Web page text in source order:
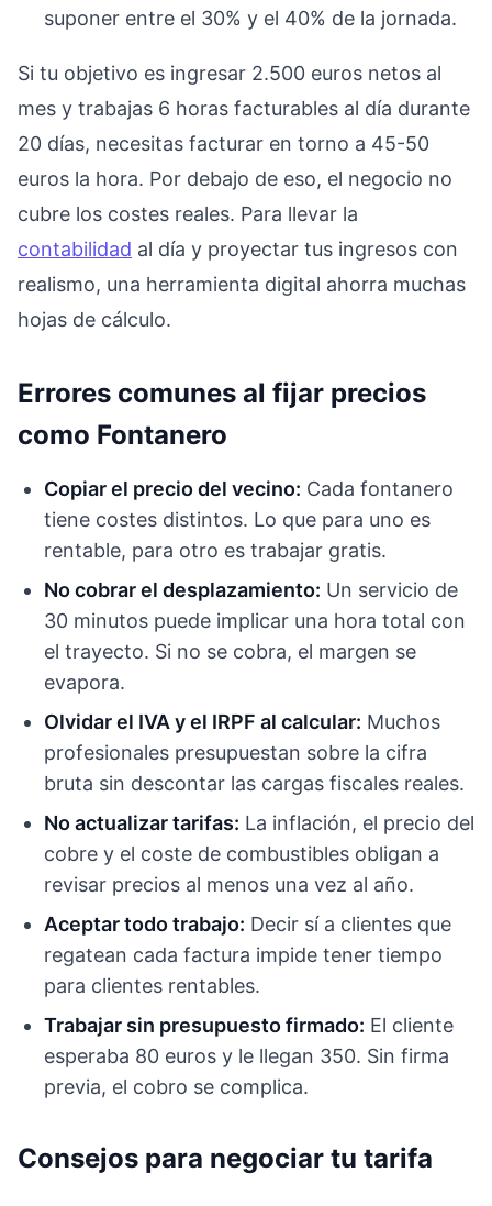
suponer entre el 30% y el 40% de la jornada.
Si tu objetivo es ingresar 2.500 euros netos al
mes y trabajas 6 horas facturables al día durante
20 días, necesitas facturar en torno a 45-50
euros la hora. Por debajo de eso, el negocio no
cubre los costes reales. Para llevar la
contabilidad al día y proyectar tus ingresos con
realismo, una herramienta digital ahorra muchas
hojas de cálculo.
Errores comunes al fijar precios
como Fontanero
Copiar el precio del vecino: Cada fontanero
tiene costes distintos. Lo que para uno es
rentable, para otro es trabajar gratis.
No cobrar el desplazamiento: Un servicio de
30 minutos puede implicar una hora total con
el trayecto. Si no se cobra, el margen se
evapora.
Olvidar el IVA y el IRPF al calcular: Muchos
profesionales presupuestan sobre la cifra
bruta sin descontar las cargas fiscales reales.
No actualizar tarifas: La inflación, el precio del
cobre y el coste de combustibles obligan a
revisar precios al menos una vez al año.
Aceptar todo trabajo: Decir sí a clientes que
regatean cada factura impide tener tiempo
para clientes rentables.
Trabajar sin presupuesto firmado: El cliente
esperaba 80 euros y le llegan 350. Sin firma
previa, el cobro se complica.
Consejos para negociar tu tarifa